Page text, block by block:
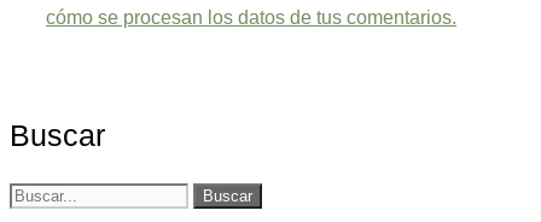
cómo se procesan los datos de tus comentarios.
Buscar
Buscar: